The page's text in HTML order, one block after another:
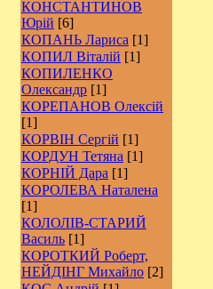
КОНСТАНТИНОВ
Юрій [6]
КОПАНЬ Лариса [1]
КОПИЛ Віталій [1]
КОПИЛЕНКО
Олександр [1]
КОРЕПАНОВ Олексій
[1]
КОРВІН Сергій [1]
КОРДУН Тетяна [1]
КОРНІЙ Дара [1]
КОРОЛЕВА Наталена
[1]
КОЛОЛІВ-СТАРИЙ
Василь [1]
КОРОТКИЙ Роберт,
НЕЙДІНГ Михайло [2]